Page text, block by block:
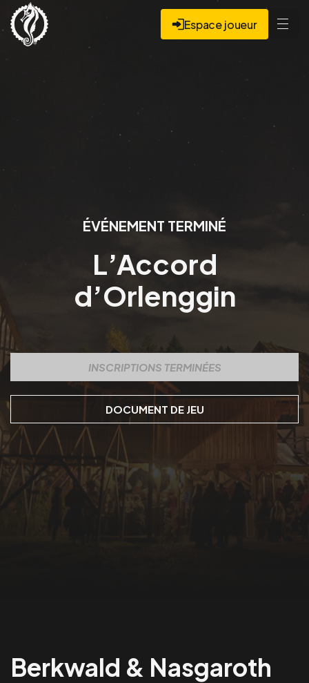
Espace joueur
ÉVÉNEMENT TERMINÉ
L’Accord
d’Orlenggin
INSCRIPTIONS TERMINÉES
DOCUMENT DE JEU
Berkwald & Nasgaroth